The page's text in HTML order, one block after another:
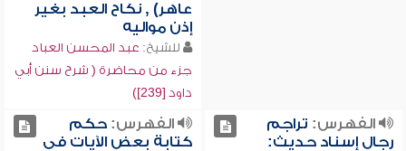
عاهر) , نكاح العبد بغير
إذن مواليه
للشيخ: عبد المحسن العباد
جزء من محاضرة ( شرح سنن أبي
داود [239])
الفهرس: تراجم
رجال إسناد حديث:
الفهرس:حكم
كتابة بعض الآيات في